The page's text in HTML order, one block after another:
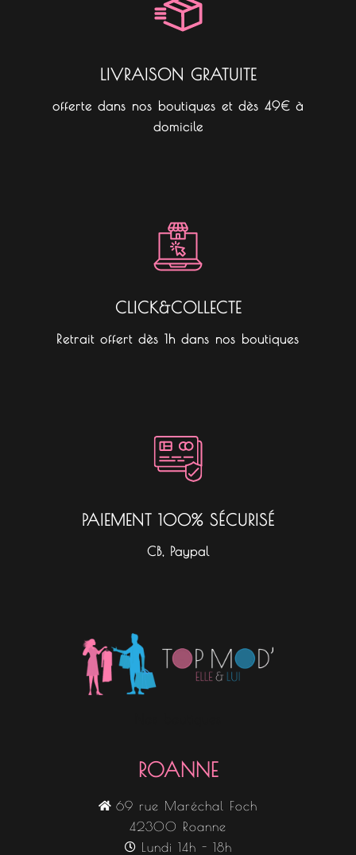
a
m
LIVRAISON GRATUITE
offerte dans nos boutiques et dès 49€ à
domicile
CLICK&COLLECTE
Retrait offert dès 1h dans nos boutiques
PAIEMENT 100% SÉCURISÉ
CB, Paypal
ROANNE
69 rue Maréchal Foch
42300 Roanne
Lundi 14h - 18h